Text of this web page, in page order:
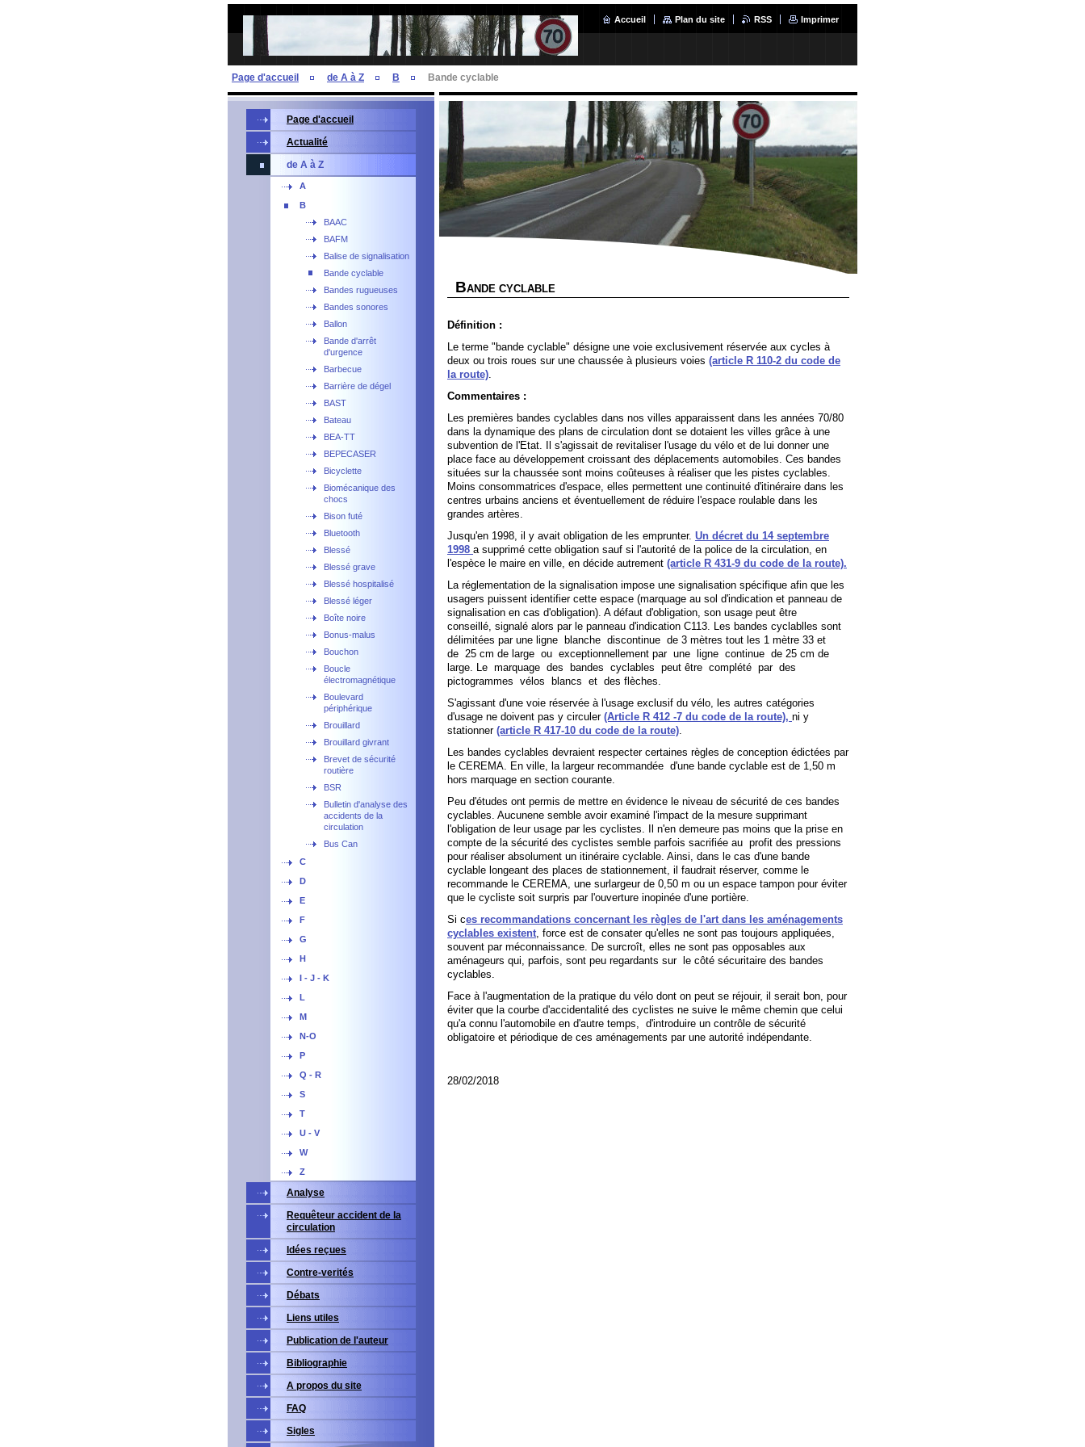
Accueil Plan du site RSS Imprimer
Page d'accueil de A à Z B Bande cyclable
BANDE CYCLABLE
Définition :
Le terme "bande cyclable" désigne une voie exclusivement réservée aux cycles à
deux ou trois roues sur une chaussée à plusieurs voies (article R 110-2 du code de
la route).
Commentaires :
Les premières bandes cyclables dans nos villes apparaissent dans les années 70/80
dans la dynamique des plans de circulation dont se dotaient les villes grâce à une
subvention de l'Etat. Il s'agissait de revitaliser l'usage du vélo et de lui donner une
place face au développement croissant des déplacements automobiles. Ces bandes
situées sur la chaussée sont moins coûteuses à réaliser que les pistes cyclables.
Moins consommatrices d'espace, elles permettent une continuité d'itinéraire dans les
centres urbains anciens et éventuellement de réduire l'espace roulable dans les
grandes artères.
Jusqu'en 1998, il y avait obligation de les emprunter. Un décret du 14 septembre
1998 a supprimé cette obligation sauf si l'autorité de la police de la circulation, en
l'espèce le maire en ville, en décide autrement (article R 431-9 du code de la route).
La réglementation de la signalisation impose une signalisation spécifique afin que les
usagers puissent identifier cette espace (marquage au sol d'indication et panneau de
signalisation en cas d'obligation). A défaut d'obligation, son usage peut être
conseillé, signalé alors par le panneau d'indication C113. Les bandes cyclablles sont
délimitées par une ligne blanche discontinue de 3 mètres tout les 1 mètre 33 et
de 25 cm de large ou exceptionnellement par une ligne continue de 25 cm de
large. Le marquage des bandes cyclables peut être complété par des
pictogrammes vélos blancs et des flèches.
S'agissant d'une voie réservée à l'usage exclusif du vélo, les autres catégories
d'usage ne doivent pas y circuler (Article R 412 -7 du code de la route), ni y
stationner (article R 417-10 du code de la route).
Les bandes cyclables devraient respecter certaines règles de conception édictées par
le CEREMA. En ville, la largeur recommandée d'une bande cyclable est de 1,50 m
hors marquage en section courante.
Peu d'études ont permis de mettre en évidence le niveau de sécurité de ces bandes
cyclables. Aucunene semble avoir examiné l'impact de la mesure supprimant
l'obligation de leur usage par les cyclistes. Il n'en demeure pas moins que la prise en
compte de la sécurité des cyclistes semble parfois sacrifiée au profit des pressions
pour réaliser absolument un itinéraire cyclable. Ainsi, dans le cas d'une bande
cyclable longeant des places de stationnement, il faudrait réserver, comme le
recommande le CEREMA, une surlargeur de 0,50 m ou un espace tampon pour éviter
que le cycliste soit surpris par l'ouverture inopinée d'une portière.
Si ces recommandations concernant les règles de l'art dans les aménagements
cyclables existent, force est de consater qu'elles ne sont pas toujours appliquées,
souvent par méconnaissance. De surcroît, elles ne sont pas opposables aux
aménageurs qui, parfois, sont peu regardants sur le côté sécuritaire des bandes
cyclables.
Face à l'augmentation de la pratique du vélo dont on peut se réjouir, il serait bon, pour
éviter que la courbe d'accidentalité des cyclistes ne suive le même chemin que celui
qu'a connu l'automobile en d'autre temps, d'introduire un contrôle de sécurité
obligatoire et périodique de ces aménagements par une autorité indépendante.
28/02/2018
Page d'accueil
Actualité
de A à Z
A
B
BAAC
BAFM
Balise de signalisation
Bande cyclable
Bandes rugueuses
Bandes sonores
Ballon
Bande d'arrêt
d'urgence
Barbecue
Barrière de dégel
BAST
Bateau
BEA-TT
BEPECASER
Bicyclette
Biomécanique des
chocs
Bison futé
Bluetooth
Blessé
Blessé grave
Blessé hospitalisé
Blessé léger
Boîte noire
Bonus-malus
Bouchon
Boucle
électromagnétique
Boulevard
périphérique
Brouillard
Brouillard givrant
Brevet de sécurité
routière
BSR
Bulletin d'analyse des
accidents de la
circulation
Bus Can
C
D
E
F
G
H
I - J - K
L
M
N-O
P
Q - R
S
T
U - V
W
Z
Analyse
Requêteur accident de la
circulation
Idées reçues
Contre-verités
Débats
Liens utiles
Publication de l'auteur
Bibliographie
A propos du site
FAQ
Sigles